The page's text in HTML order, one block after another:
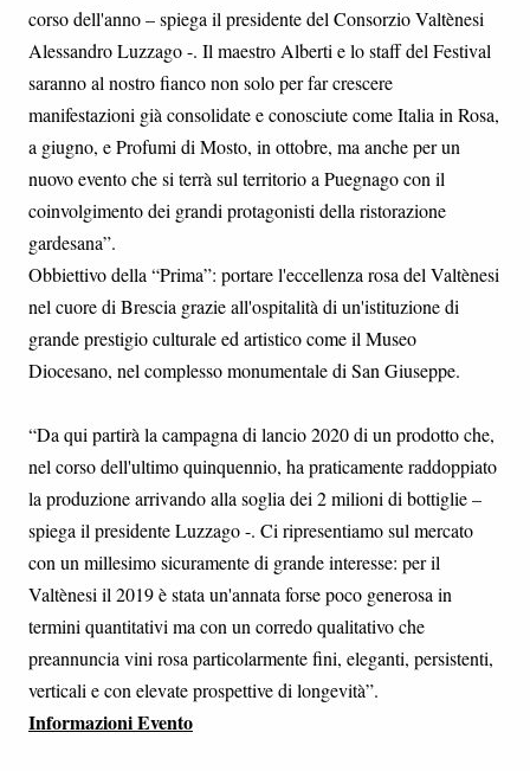
corso dell'anno – spiega il presidente del Consorzio Valtènesi
Alessandro Luzzago -. Il maestro Alberti e lo staff del Festival
saranno al nostro fianco non solo per far crescere
manifestazioni già consolidate e conosciute come Italia in Rosa,
a giugno, e Profumi di Mosto, in ottobre, ma anche per un
nuovo evento che si terrà sul territorio a Puegnago con il
coinvolgimento dei grandi protagonisti della ristorazione
gardesana”.
Obbiettivo della “Prima”: portare l'eccellenza rosa del Valtènesi
nel cuore di Brescia grazie all'ospitalità di un'istituzione di
grande prestigio culturale ed artistico come il Museo
Diocesano, nel complesso monumentale di San Giuseppe.
“Da qui partirà la campagna di lancio 2020 di un prodotto che,
nel corso dell'ultimo quinquennio, ha praticamente raddoppiato
la produzione arrivando alla soglia dei 2 milioni di bottiglie –
spiega il presidente Luzzago -. Ci ripresentiamo sul mercato
con un millesimo sicuramente di grande interesse: per il
Valtènesi il 2019 è stata un'annata forse poco generosa in
termini quantitativi ma con un corredo qualitativo che
preannuncia vini rosa particolarmente fini, eleganti, persistenti,
verticali e con elevate prospettive di longevità”.
Informazioni Evento